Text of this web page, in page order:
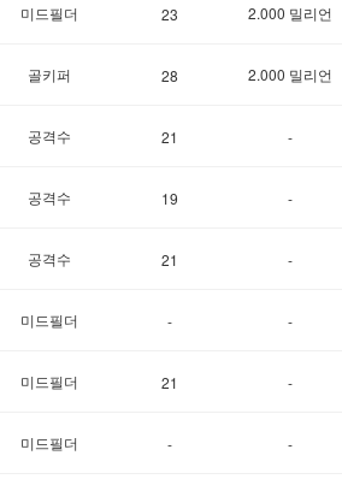
미드필더 23 2.000 밀리언
골키퍼 28 2.000 밀리언
공격수 21 -
공격수 19 -
공격수 21 -
미드필더 - -
미드필더 21 -
미드필더 - -